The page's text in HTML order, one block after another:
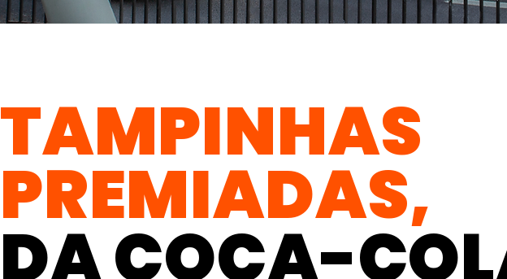
TAMPINHAS
PREMIADAS,
DA COCA-